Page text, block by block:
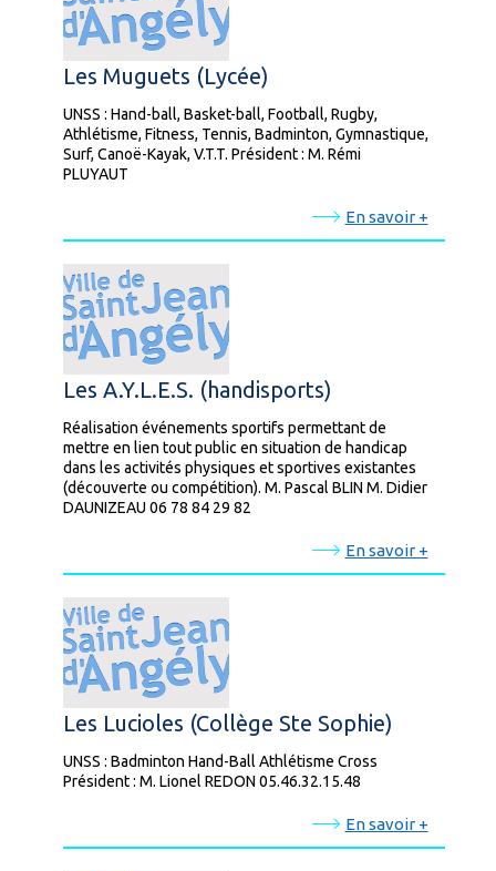
Les Muguets (Lycée)
UNSS : Hand-ball, Basket-ball, Football, Rugby,
Athlétisme, Fitness, Tennis, Badminton, Gymnastique,
Surf, Canoë-Kayak, V.T.T. Président : M. Rémi
PLUYAUT
En savoir +
Les A.Y.L.E.S. (handisports)
Réalisation événements sportifs permettant de
mettre en lien tout public en situation de handicap
dans les activités physiques et sportives existantes
(découverte ou compétition). M. Pascal BLIN M. Didier
DAUNIZEAU 06 78 84 29 82
En savoir +
Les Lucioles (Collège Ste Sophie)
UNSS : Badminton Hand-Ball Athlétisme Cross
Président : M. Lionel REDON 05.46.32.15.48
En savoir +